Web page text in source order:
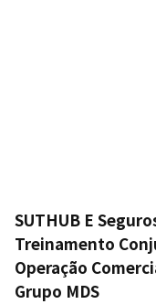
SUTHUB E
Treinamento
Operação
Grupo MDS